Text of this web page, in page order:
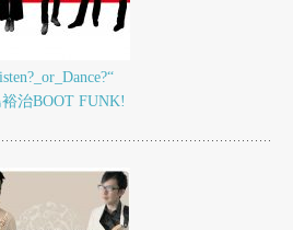
治BOOT FUNK!